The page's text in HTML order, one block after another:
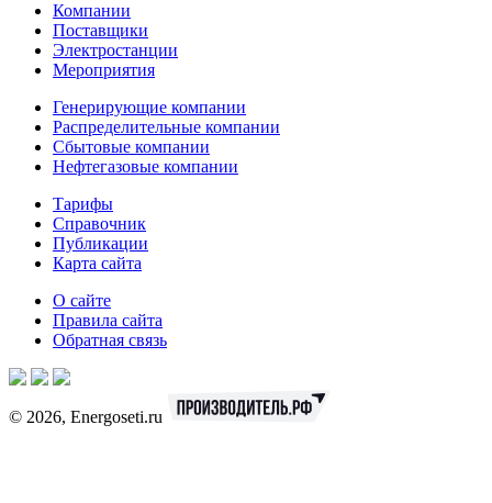
Компании
Поставщики
Электростанции
Мероприятия
Генерирующие компании
Распределительные компании
Сбытовые компании
Нефтегазовые компании
Тарифы
Справочник
Публикации
Карта сайта
О сайте
Правила сайта
Обратная связь
© 2026, Energoseti.ru